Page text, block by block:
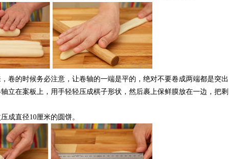
的时候务必注意，让卷轴的一端是平的，绝对不要卷成两端都是突出
立在案板上，用手轻轻压成棋子形状，然后裹上保鲜膜放在一边，把剩
直径10厘米的圆饼。